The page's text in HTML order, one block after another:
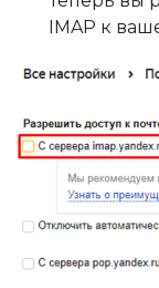
IMAP к